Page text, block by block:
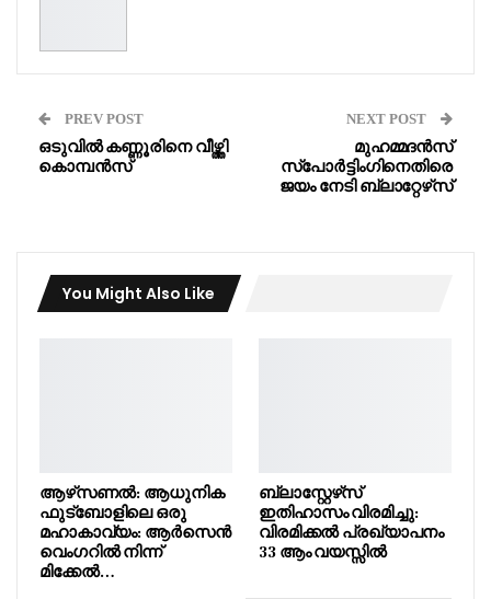
PREV POST
ഒടുവിൽ കണ്ണൂരിനെ വീഴ്ത്തി
കൊമ്പൻസ്
NEXT POST
മുഹമ്മദൻസ്
സ്പോർട്ടിംഗിനെതിരെ
ജയം നേടി ബ്ലാറ്റേഴ്‌സ്
You Might Also Like
ആഴ്‌സണൽ: ആധുനിക
ഫുട്ബോളിലെ ഒരു
മഹാകാവ്യം: ആർസെൻ
വെംഗറിൽ നിന്ന്
മിക്കേൽ…
ബ്ലാസ്റ്റേഴ്‌സ്
ഇതിഹാസം വിരമിച്ചു:
വിരമിക്കൽ പ്രഖ്യാപനം
33 ആം വയസ്സിൽ